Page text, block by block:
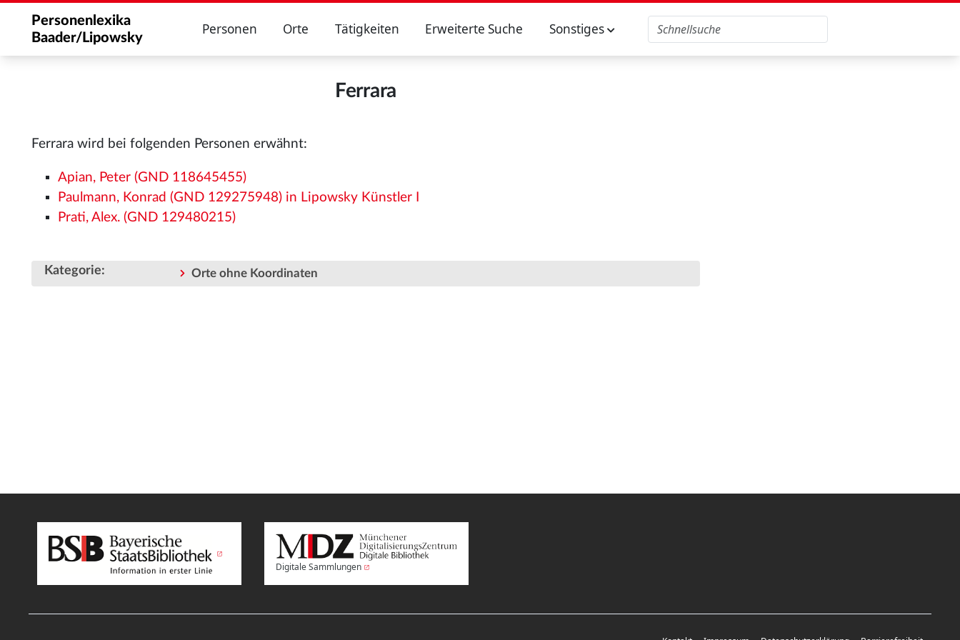
Personenlexika
Baader/Lipowsky
Personen Orte Tätigkeiten Erweiterte Suche Sonstiges
Ferrara
Ferrara wird bei folgenden Personen erwähnt:
Apian, Peter (GND 118645455)
Paulmann, Konrad (GND 129275948) in Lipowsky Künstler I
Prati, Alex. (GND 129480215)
Kategorie: Orte ohne Koordinaten
Digitale Sammlungen